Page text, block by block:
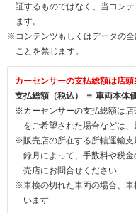
証するものではなく、当コン
ます。
※コンテンツもしくはデータの
ことを禁じます。
カーセンサーの支払総額は店
支払総額（税込） ＝ 車両本体
※カーセンサーの支払総額は
をご希望された場合などは
※販売店の所在する所轄運輸
録月によって、手数料や税
売店にお問合せください
※車検の切れた車両の場合、車
います